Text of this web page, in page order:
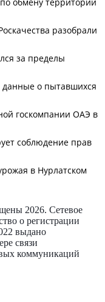
2026. Сетевое
о регистрации
выдано
связи
коммуникаций